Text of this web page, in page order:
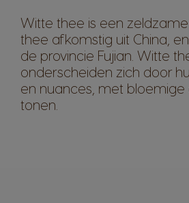
Witte thee is een
thee afkomstig uit China,
de provincie Fujian. Witte
onderscheiden zich door
en nuances, met bloemige
tonen.